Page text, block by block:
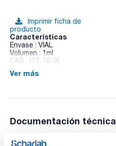
Imprimir ficha de
producto
Características
Envase : VIAL
Volumen : 1ml
CAS : [77-76-9]
2,2-Dimethoxypropane
Ver más
Documentación técnica
TDS / Ficha técnica